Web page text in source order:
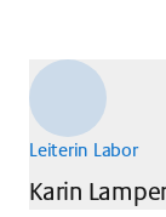
Leiterin Labor
Karin